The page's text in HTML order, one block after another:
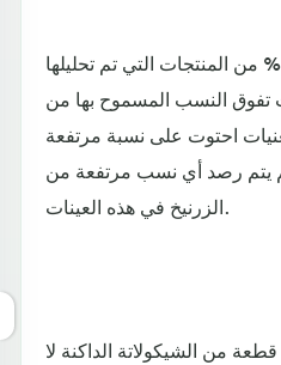
وتبين من الاختبارات أن 43% من المنتجات التي تم تحليلها
تفوق النسب المسموح بها من
من العنيات احتوت على نسبة مرتفعة
يتم رصد أي نسب مرتفعة من
الزرنيخ في هذه العينات.
من الشيكولاتة الداكنة لا